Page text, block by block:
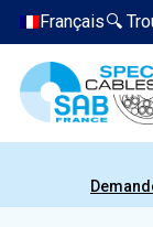
🔍
Français